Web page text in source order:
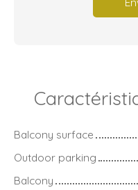
Balcony surface
Outdoor parking
Balcony